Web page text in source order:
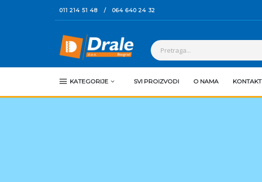
011 214 51 48 / 064 640 24 32
KATEGORIJE SVI PROIZVODI O NAMA KONTAKT